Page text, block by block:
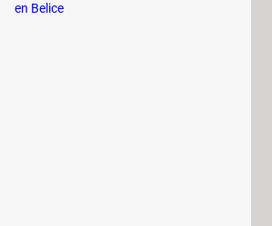
en Belice